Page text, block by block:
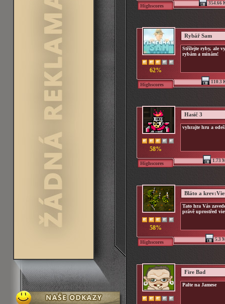
Highscores 354.66
62%
Rybář Sam
Střílejte ryby, ale
rybám a minám!
Highscores 110.3
58%
Hasič 3
vyhrajte hru a
Highscores 1.73
58%
Bláto a
Tato hra Vás
právě uprostřed
Highscores 5.3
Fire Bad
Palte na Jamese